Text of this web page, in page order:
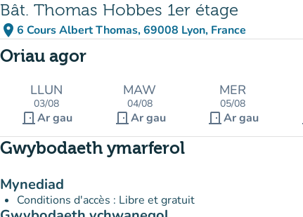
Bât. Thomas Hobbes 1er étage
place 6 Cours Albert Thomas, 69008 Lyon, France
(agor yn Google Maps)
(tab newydd)
Oriau agor
LLUN
03/08
door_frontAr gau
MAW
04/08
door_front Ar gau
MER
05/08
door_frontAr gau
Gwybodaeth ymarferol
Mynediad
Conditions d'accès : Libre et gratuit